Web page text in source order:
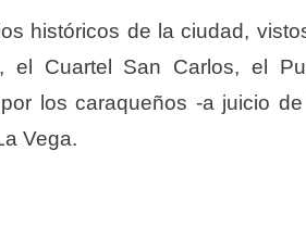
históricos de la ciudad,
el Cuartel San Carlos, el
los caraqueños -a juicio
Vega.